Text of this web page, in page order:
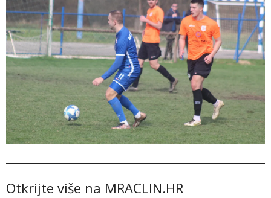
Otkrijte više na MRACLIN.HR